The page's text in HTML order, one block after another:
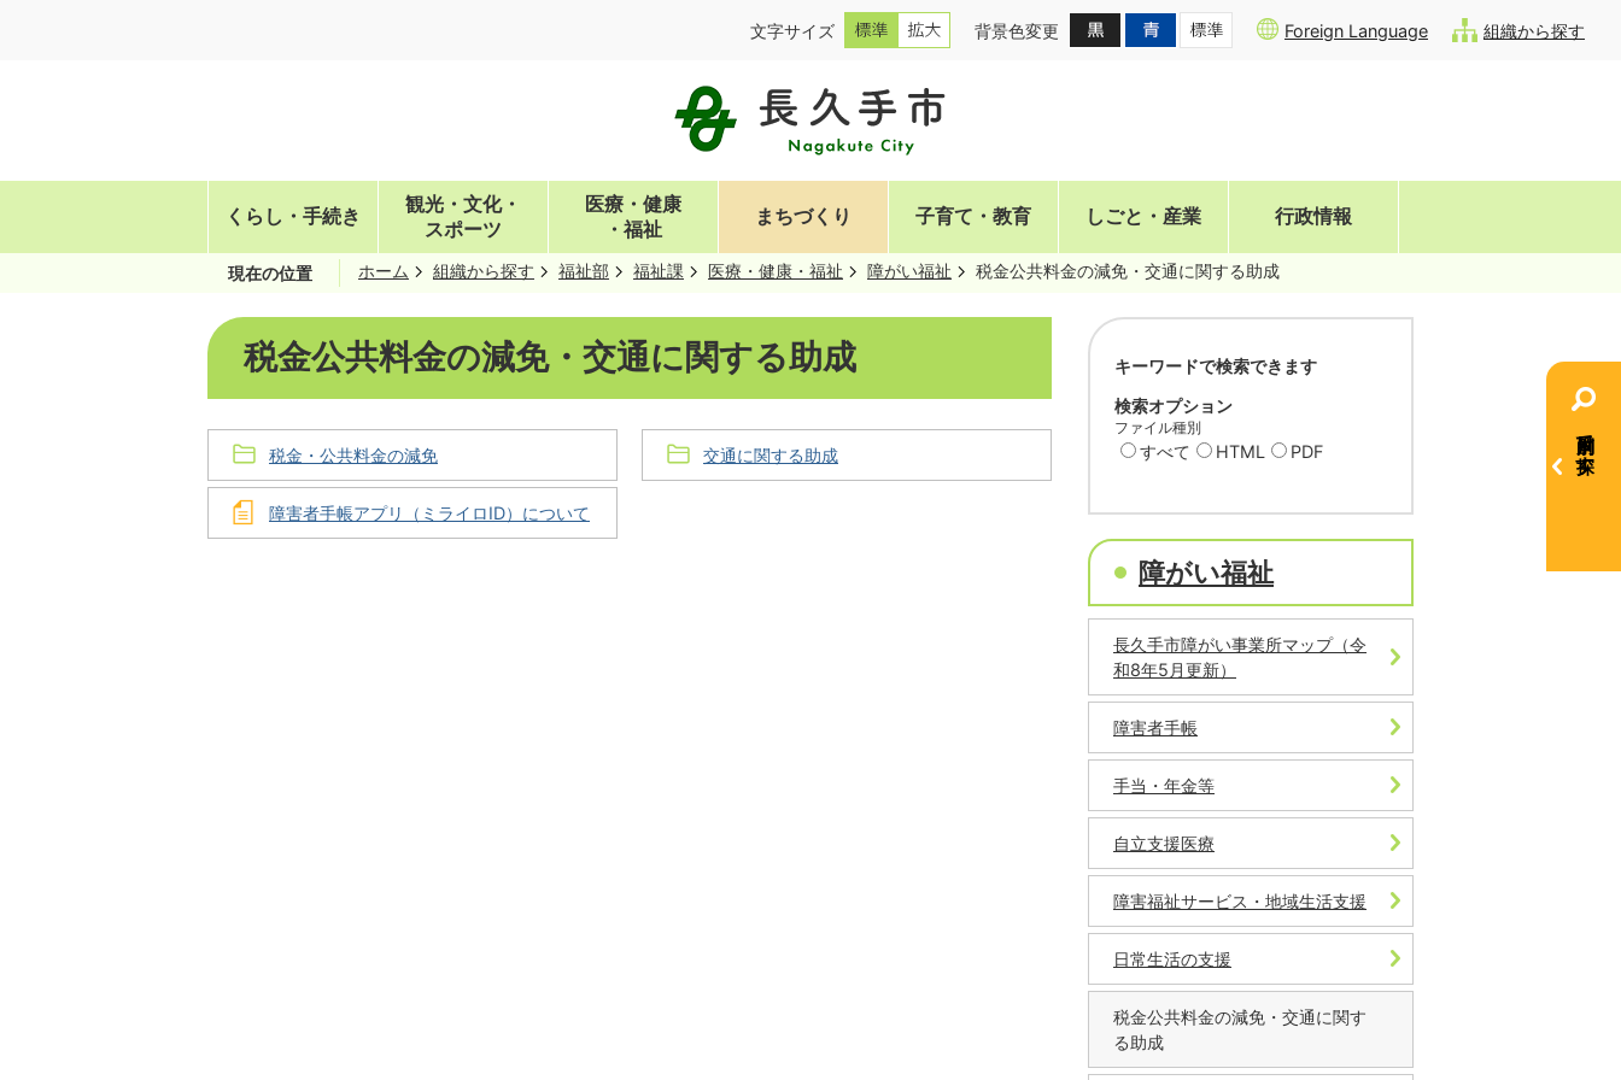
文字サイズ 背景色変更 Foreign Language 組織から探す
くらし・手続き
観光・文化・
スポーツ
医療・健康
・福祉
まちづくり 子育て・教育 しごと・産業 行政情報
目的別で探す
現在の位置 ホーム 組織から探す 福祉部 福祉課 医療・健康・福祉 障がい福祉 税金公共料金の減免・交通に関する助成
税金公共料金の減免・交通に関する助成
税金・公共料金の減免 交通に関する助成
障害者手帳アプリ（ミライロID）について
キーワードで検索できます
検索オプション
ファイル種別
すべて HTML PDF
障がい福祉
長久手市障がい事業所マップ（令
和8年5月更新）
障害者手帳
手当・年金等
自立支援医療
障害福祉サービス・地域生活支援
日常生活の支援
税金公共料金の減免・交通に関す
る助成